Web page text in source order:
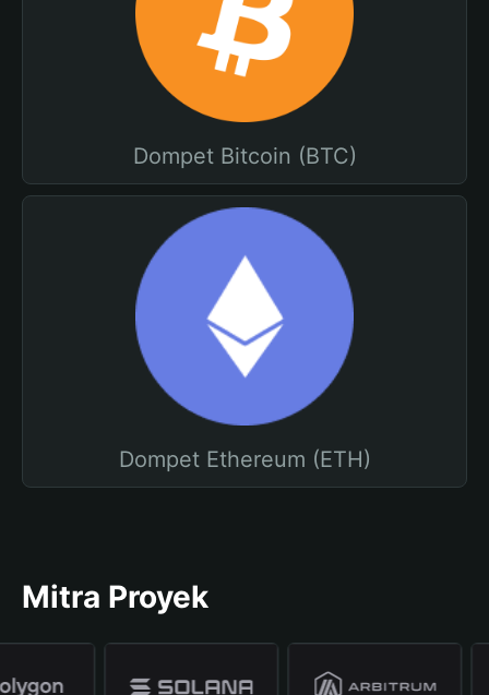
Dompet Bitcoin (BTC)
Dompet Ethereum (ETH)
Mitra Proyek